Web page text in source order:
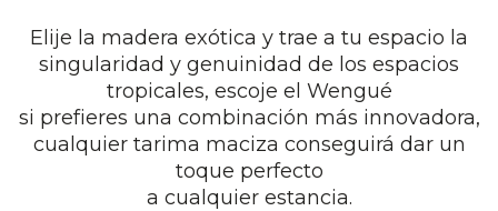
Elije la madera exótica y trae a tu espacio la
singularidad y genuinidad de los espacios
tropicales, escoje el Wengué
si prefieres una combinación más innovadora,
cualquier tarima maciza conseguirá dar un
toque perfecto
a cualquier estancia.